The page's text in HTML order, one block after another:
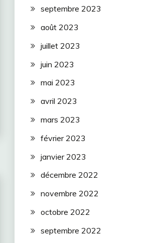
septembre 2023
août 2023
juillet 2023
juin 2023
mai 2023
avril 2023
mars 2023
février 2023
janvier 2023
décembre 2022
novembre 2022
octobre 2022
septembre 2022